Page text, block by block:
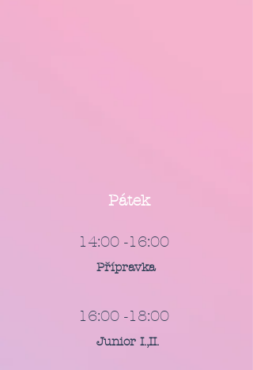
Pátek
14:00 -16:00
Přípravka
16:00 -18:00
Junior I.,II.